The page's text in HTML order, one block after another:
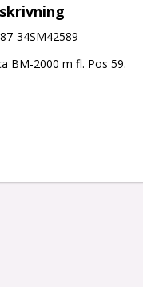
34SM42589
BM-2000 m fl. Pos 59.